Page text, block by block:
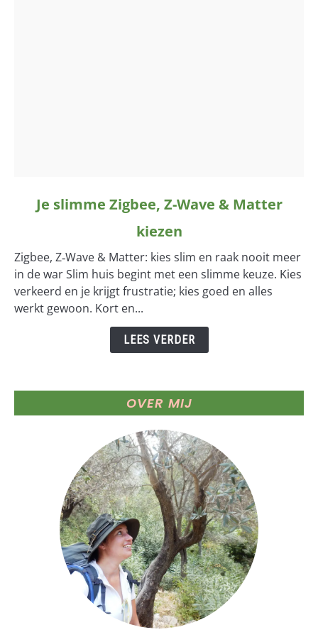
slimme
Zigbee,
Wave
Je slimme Zigbee, Z-Wave & Matter
kiezen
Zigbee, Z‑Wave & Matter: kies slim en raak nooit meer
in de war Slim huis begint met een slimme keuze. Kies
verkeerd en je krijgt frustratie; kies goed en alles
werkt gewoon. Kort en...
LEES VERDER
OVER MIJ